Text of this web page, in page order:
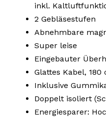
inkl.
2 Gebläsestufen
Abnehmbare
Super leise
Eingebauter
Glattes Kabel, 180
Inklusive
Doppelt isoliert
Energiesparer: